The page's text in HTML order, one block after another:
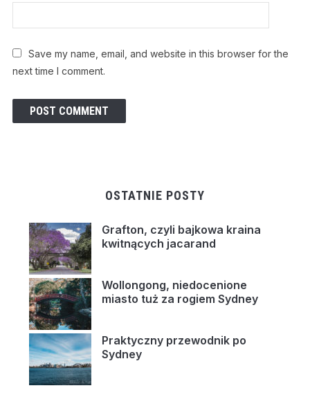
Save my name, email, and website in this browser for the
next time I comment.
OSTATNIE POSTY
Grafton, czyli bajkowa kraina
kwitnących jacarand
Wollongong, niedocenione
miasto tuż za rogiem Sydney
Praktyczny przewodnik po
Sydney